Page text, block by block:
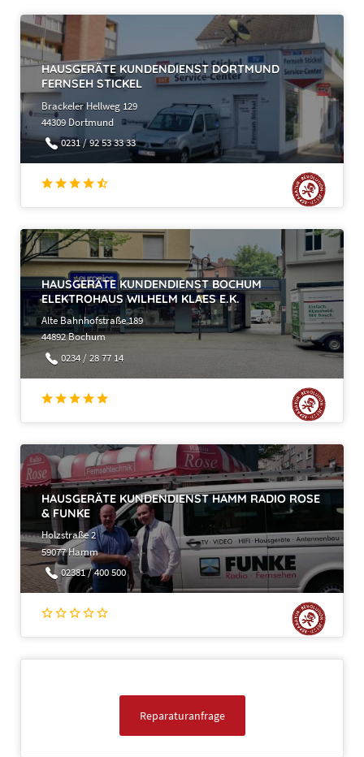
HAUSGERÄTE KUNDENDIENST DORTMUND
FERNSEH STICKEL
Brackeler Hellweg 129
44309 Dortmund
0231 / 92 53 33 33
HAUSGERÄTE KUNDENDIENST BOCHUM
ELEKTROHAUS WILHELM KLAES E.K.
Alte Bahnhofstraße 189
44892 Bochum
0234 / 28 77 14
HAUSGERÄTE KUNDENDIENST HAMM RADIO ROSE
& FUNKE
Holzstraße 2
59077 Hamm
02381 / 400 500
Reparaturanfrage